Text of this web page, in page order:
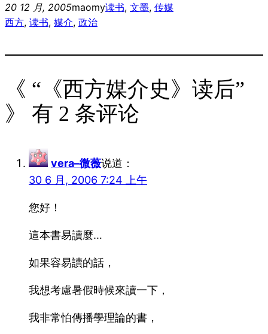
20 12 月, 2005maomy读书, 文墨, 传媒
西方, 读书, 媒介, 政治
《 “《西方媒介史》读后”
》 有 2 条评论
vera–微薇说道：
30 6 月, 2006 7:24 上午
您好！
這本書易讀麼…
如果容易讀的話，
我想考慮暑假時候來讀一下，
我非常怕傳播學理論的書，